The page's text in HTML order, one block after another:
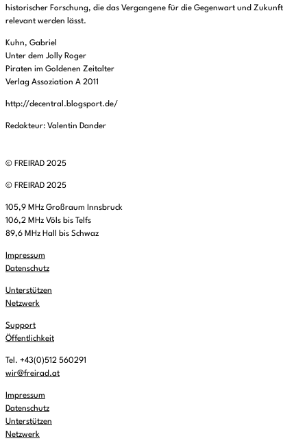
historischer Forschung, die das Vergangene für die Gegenwart und Zukunft
relevant werden lässt.
Kuhn, Gabriel
Unter dem Jolly Roger
Piraten im Goldenen Zeitalter
Verlag Assoziation A 2011
http://decentral.blogsport.de/
Redakteur: Valentin Dander
© FREIRAD 2025
© FREIRAD 2025
105,9 MHz Großraum Innsbruck
106,2 MHz Völs bis Telfs
89,6 MHz Hall bis Schwaz
Impressum
Datenschutz
Unterstützen
Netzwerk
Support
Öffentlichkeit
Tel. +43(0)512 560291
wir@freirad.at
Impressum
Datenschutz
Unterstützen
Netzwerk